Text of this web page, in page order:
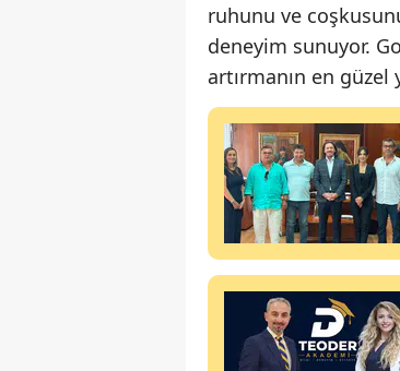
ruhunu ve
deneyim sunuyor.
artırmanın en güzel